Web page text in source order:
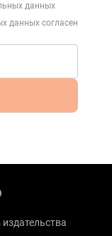
данных
данных согласен